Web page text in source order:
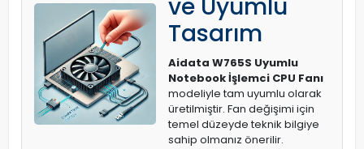
ve Uyumlu
Tasarım
Aidata W765S Uyumlu
Notebook İşlemci CPU Fanı
modeliyle tam uyumlu olarak
üretilmiştir. Fan değişimi için
temel düzeyde teknik bilgiye
sahip olmanız önerilir.